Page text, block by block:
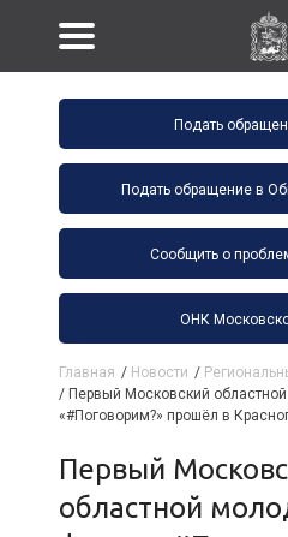
Подать
Подать обращение в
Сообщить о
ОНК
Главная / Новости /
/ Первый Московский
«#Поговорим?» прошёл в
Первый Московский
областной